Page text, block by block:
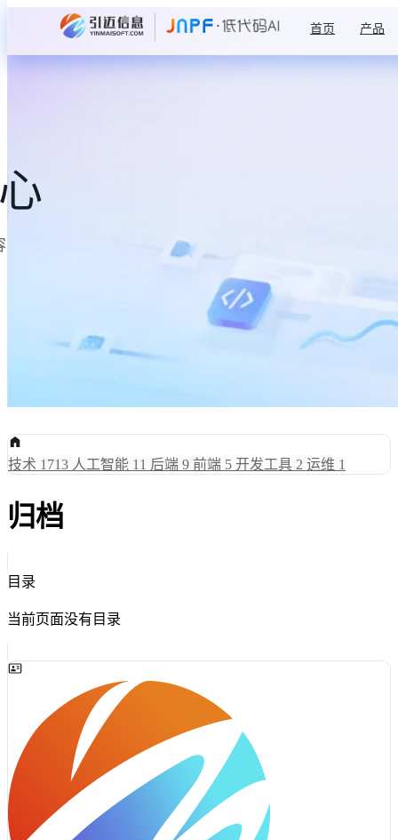
首页 产品
技术 1713 人工智能 11 后端 9 前端 5 开发工具 2 运维 1
归档
目录
当前页面没有目录